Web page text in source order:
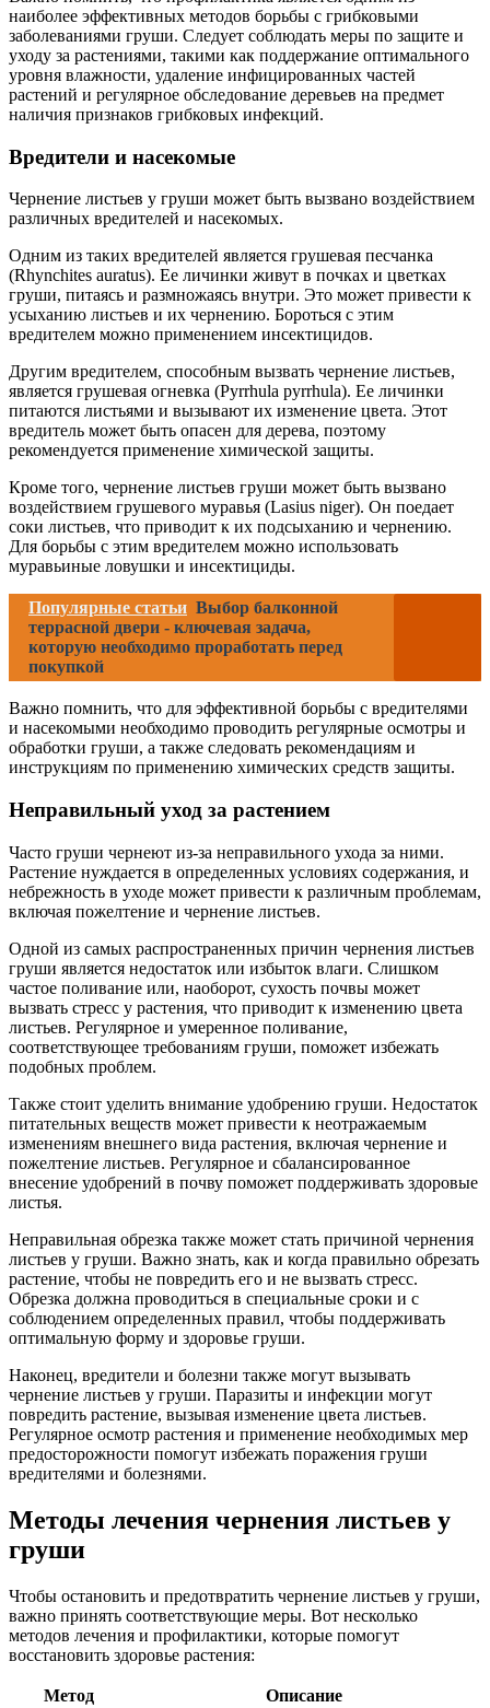
наиболее эффективных методов борьбы с грибковыми
заболеваниями груши. Следует соблюдать меры по защите и
уходу за растениями, такими как поддержание оптимального
уровня влажности, удаление инфицированных частей
растений и регулярное обследование деревьев на предмет
наличия признаков грибковых инфекций.
Вредители и насекомые
Чернение листьев у груши может быть вызвано воздействием
различных вредителей и насекомых.
Одним из таких вредителей является грушевая песчанка
(Rhynchites auratus). Ее личинки живут в почках и цветках
груши, питаясь и размножаясь внутри. Это может привести к
усыханию листьев и их чернению. Бороться с этим
вредителем можно применением инсектицидов.
Другим вредителем, способным вызвать чернение листьев,
является грушевая огневка (Pyrrhula pyrrhula). Ее личинки
питаются листьями и вызывают их изменение цвета. Этот
вредитель может быть опасен для дерева, поэтому
рекомендуется применение химической защиты.
Кроме того, чернение листьев груши может быть вызвано
воздействием грушевого муравья (Lasius niger). Он поедает
соки листьев, что приводит к их подсыханию и чернению.
Для борьбы с этим вредителем можно использовать
муравьиные ловушки и инсектициды.
Популярные статьи Выбор балконной
террасной двери - ключевая задача,
которую необходимо проработать перед
покупкой
Важно помнить, что для эффективной борьбы с вредителями
и насекомыми необходимо проводить регулярные осмотры и
обработки груши, а также следовать рекомендациям и
инструкциям по применению химических средств защиты.
Неправильный уход за растением
Часто груши чернеют из-за неправильного ухода за ними.
Растение нуждается в определенных условиях содержания, и
небрежность в уходе может привести к различным проблемам,
включая пожелтение и чернение листьев.
Одной из самых распространенных причин чернения листьев
груши является недостаток или избыток влаги. Слишком
частое поливание или, наоборот, сухость почвы может
вызвать стресс у растения, что приводит к изменению цвета
листьев. Регулярное и умеренное поливание,
соответствующее требованиям груши, поможет избежать
подобных проблем.
Также стоит уделить внимание удобрению груши. Недостаток
питательных веществ может привести к неотражаемым
изменениям внешнего вида растения, включая чернение и
пожелтение листьев. Регулярное и сбалансированное
внесение удобрений в почву поможет поддерживать здоровые
листья.
Неправильная обрезка также может стать причиной чернения
листьев у груши. Важно знать, как и когда правильно обрезать
растение, чтобы не повредить его и не вызвать стресс.
Обрезка должна проводиться в специальные сроки и с
соблюдением определенных правил, чтобы поддерживать
оптимальную форму и здоровье груши.
Наконец, вредители и болезни также могут вызывать
чернение листьев у груши. Паразиты и инфекции могут
повредить растение, вызывая изменение цвета листьев.
Регулярное осмотр растения и применение необходимых мер
предосторожности помогут избежать поражения груши
вредителями и болезнями.
Методы лечения чернения листьев у
груши
Чтобы остановить и предотвратить чернение листьев у груши,
важно принять соответствующие меры. Вот несколько
методов лечения и профилактики, которые помогут
восстановить здоровье растения:
Метод Описание